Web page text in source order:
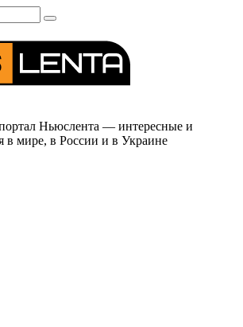
Ньюслента — интересные и
в мире, в России и в Украине